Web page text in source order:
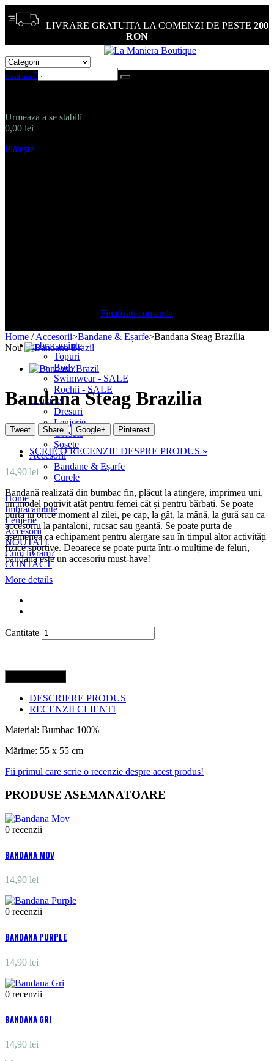
LIVRARE GRATUITA LA COMENZI DE PESTE 200
RON
Cosul meu0
Urmeaza a se stabili
0,00 lei
Plăteşte
Finalizați comanda
Imbracaminte
Topuri
Body
Swimwear - SALE
Rochii - SALE
Lenjerie
Dresuri
Lenjerie
Corsete
Șosete
Accesorii
Bandane & Eșarfe
Curele
Home
Imbracaminte
Lenjerie
Accesorii
NOUTATI
Cum livram?
CONTACT
Home / Accesorii>Bandane & Eșarfe>Bandana Steag Brazilia
Nou
Bandana Steag Brazilia
Tweet Share Google+ Pinterest
SCRIE O RECENZIE DESPRE PRODUS »
14,90 lei
Bandană realizată din bumbac fin, plăcut la atingere, imprimeu uni,
un model potrivit atât pentru femei cât și pentru bărbați. Se poate
purta în orice moment al zilei, pe cap, la gât, la mână, la gură sau ca
accesoriu la pantaloni, rucsac sau geantă. Se poate purta de
asemenea ca echipament pentru alergare sau în timpul altor activități
fizice sportive. Deoarece se poate purta într-o mulțime de feluri,
bandana este un accesoriu must-have!
More details
Cantitate
DESCRIERE PRODUS
RECENZII CLIENTI
Material: Bumbac 100%
Mărime: 55 x 55 cm
Fii primul care scrie o recenzie despre acest produs!
PRODUSE ASEMANATOARE
0 recenzii
BANDANA MOV
14,90 lei
0 recenzii
BANDANA PURPLE
14,90 lei
0 recenzii
BANDANA GRI
14,90 lei